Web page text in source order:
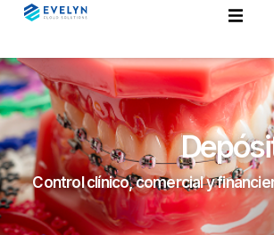
Control clínico, comercial y